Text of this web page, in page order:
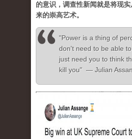
的意识，调查性新闻就是将现
来的崇高艺术。
"Power is a thing of
don't need to be able
just need you to think
kill you" — Julian